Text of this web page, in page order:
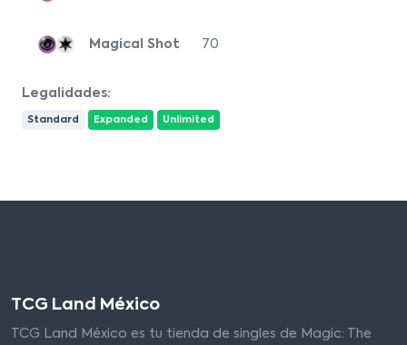
Magical Shot 70
Legalidades:
Standard Expanded Unlimited
TCG Land México
TCG Land México es tu tienda de singles de Magic: The